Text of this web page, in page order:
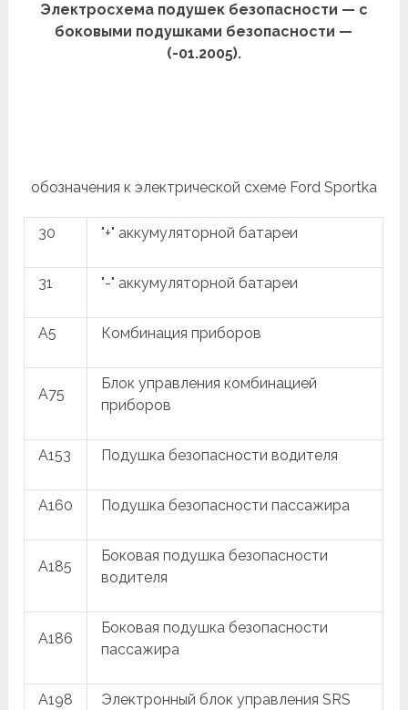
Электросхема подушек безопасности — с
боковыми подушками безопасности —
(-01.2005).
обозначения к электрической схеме Ford Sportka
30 "+" аккумуляторной батареи
31 "-" аккумуляторной батареи
A5 Комбинация приборов
A75
Блок управления комбинацией
приборов
A153 Подушка безопасности водителя
A160 Подушка безопасности пассажира
A185
Боковая подушка безопасности
водителя
A186
Боковая подушка безопасности
пассажира
A198 Электронный блок управления SRS